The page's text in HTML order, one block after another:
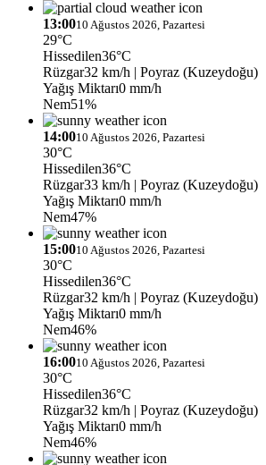
13:0010 Ağustos 2026, Pazartesi
29°C
Hissedilen36°C
Rüzgar32 km/h | Poyraz (Kuzeydoğu)
Yağış Miktarı0 mm/h
Nem51%
14:0010 Ağustos 2026, Pazartesi
30°C
Hissedilen36°C
Rüzgar33 km/h | Poyraz (Kuzeydoğu)
Yağış Miktarı0 mm/h
Nem47%
15:0010 Ağustos 2026, Pazartesi
30°C
Hissedilen36°C
Rüzgar32 km/h | Poyraz (Kuzeydoğu)
Yağış Miktarı0 mm/h
Nem46%
16:0010 Ağustos 2026, Pazartesi
30°C
Hissedilen36°C
Rüzgar32 km/h | Poyraz (Kuzeydoğu)
Yağış Miktarı0 mm/h
Nem46%